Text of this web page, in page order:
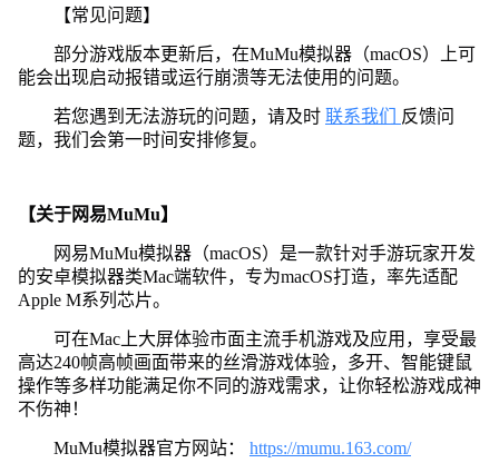
【常见问题】
部分游戏版本更新后，在MuMu模拟器（macOS）上可
能会出现启动报错或运行崩溃等无法使用的问题。
若您遇到无法游玩的问题，请及时 联系我们
反馈问
题，我们会第一时间安排修复。
【关于网易MuMu】
网易MuMu模拟器（macOS）是一款针对手游玩家开发
的安卓模拟器类Mac端软件，专为macOS打造，率先适配
Apple M系列芯片。
可在Mac上大屏体验市面主流手机游戏及应用，享受最
高达240帧高帧画面带来的丝滑游戏体验，多开、智能键鼠
操作等多样功能满足你不同的游戏需求，让你轻松游戏成神
不伤神！
MuMu模拟器官方网站： https://mumu.163.com/